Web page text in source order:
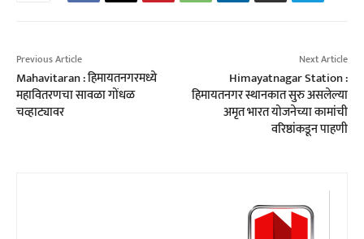
Previous Article
Mahavitaran : हिमायतनगरमध्ये
महावितरणचा सावळा गोंधळ
चव्हाट्यावर
Next Article
Himayatnagar Station :
हिमायतनगर स्थानकात सुरु असलेल्या
अमृत भारत योजनेच्या कामांची
वरिष्ठांकडून पाहणी